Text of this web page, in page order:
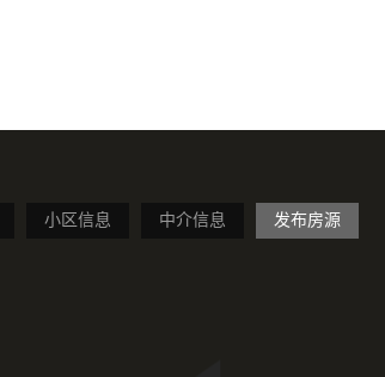
小区信息 中介信息 发布房源